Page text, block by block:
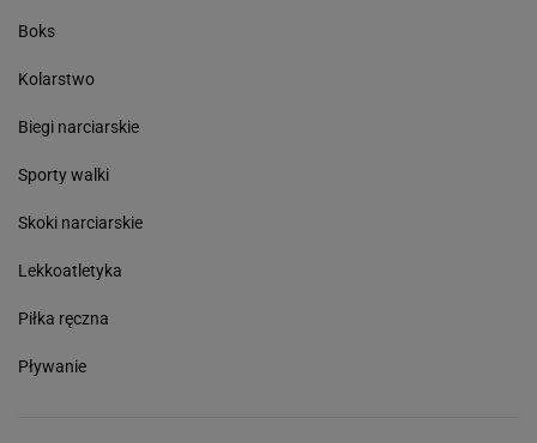
Boks
Kolarstwo
Biegi narciarskie
Sporty walki
Skoki narciarskie
Lekkoatletyka
Piłka ręczna
Pływanie